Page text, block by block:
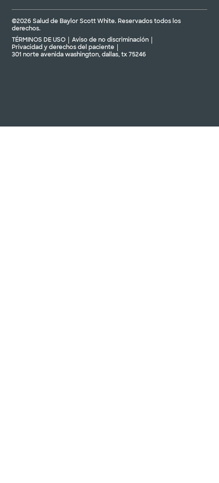
©2026 Salud de Baylor Scott White. Reservados todos los
derechos.
TÉRMINOS DE USO
Aviso de no discriminación
Privacidad y derechos del paciente
301 norte avenida washington, dallas, tx 75246